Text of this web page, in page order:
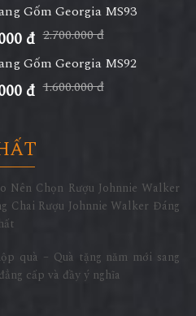
Gốm Georgia MS93
đ 2.700.000 đ
Gốm Georgia MS92
đ 1.600.000 đ
Nên Chọn Rượu Johnnie Walker
Chai Rượu Johnnie Walker Đáng
quà – Quà tặng năm mới sang
cấp và đầy ý nghĩa